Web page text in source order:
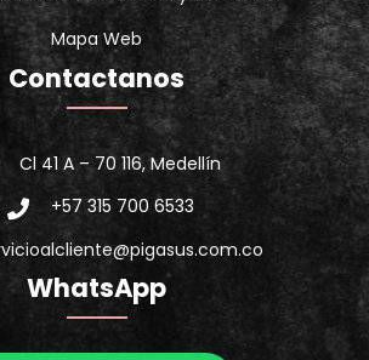
Mapa Web
Contactanos
Cl 41 A – 70 116, Medellín
+57 315 700 6533
WhatsApp